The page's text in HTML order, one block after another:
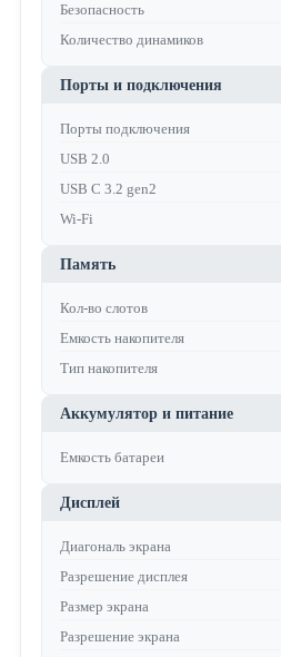
Безопасность
Количество динамиков
Порты и подключения
Порты подключения
USB 2.0
USB C 3.2 gen2
Wi-Fi
Память
Кол-во слотов
Емкость накопителя
Тип накопителя
Аккумулятор и питание
Емкость батареи
Дисплей
Диагональ экрана
Разрешение дисплея
Размер экрана
Разрешение экрана